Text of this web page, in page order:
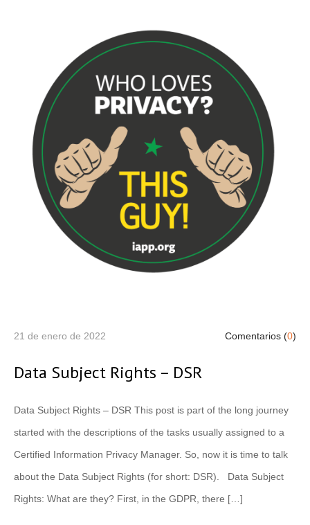
21 de enero de 2022 Comentarios (0)
Data Subject Rights – DSR
Data Subject Rights – DSR This post is part of the long journey
started with the descriptions of the tasks usually assigned to a
Certified Information Privacy Manager. So, now it is time to talk
about the Data Subject Rights (for short: DSR). Data Subject
Rights: What are they? First, in the GDPR, there […]